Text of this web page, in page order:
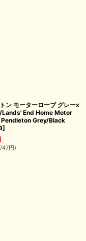
ン モーターローブ グレーx
Lands' End Home Motor
Grey/Black
]
円)